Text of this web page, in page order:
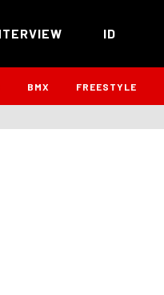
ID
BMX FREESTYLE